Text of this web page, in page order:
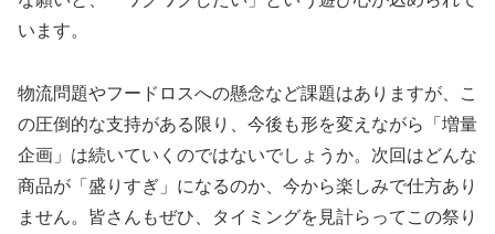
います。
物流問題やフードロスへの懸念など課題はありますが、こ
の圧倒的な支持がある限り、今後も形を変えながら「増量
企画」は続いていくのではないでしょうか。次回はどんな
商品が「盛りすぎ」になるのか、今から楽しみで仕方あり
ません。皆さんもぜひ、タイミングを見計らってこの祭り